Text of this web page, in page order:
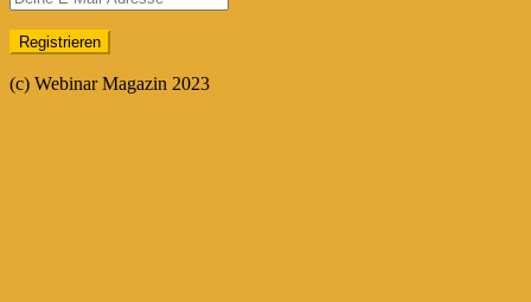
(c) Webinar Magazin 2023